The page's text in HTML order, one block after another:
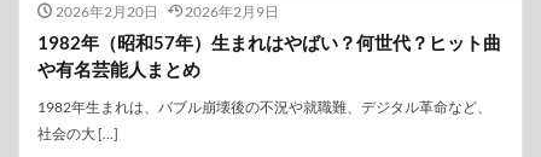
2026年2月20日 2026年2月9日
1982年（昭和57年）生まれはやばい？何世代？ヒット曲
や有名芸能人まとめ
1982年生まれは、バブル崩壊後の不況や就職難、デジタル革命など、
社会の大 […]